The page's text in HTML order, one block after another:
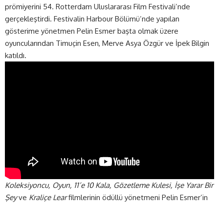
prömiyerini 54. Rotterdam Uluslararası Film Festivali’nde
gerçekleştirdi. Festivalin Harbour Bölümü’nde yapılan
gösterime yönetmen Pelin Esmer başta olmak üzere
oyuncularından Timuçin Esen, Merve Asya Özgür ve İpek Bilgin
katıldı.
Koleksiyoncu, Oyun, 11’e 10 Kala, Gözetleme Kulesi, İşe Yarar Bir
Şeyve Kraliçe Learfilmlerinin ödüllü yönetmeni Pelin Esmer’in